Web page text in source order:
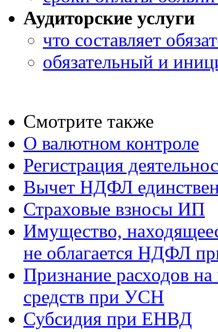
Аудиторские услуги
что составляет
обязательный и
Смотрите также
О валютном контроле
Регистрация
Вычет НДФЛ
Страховые взносы ИП
Имущество,
не облагается НДФЛ
Признание расходов
средств при УСН
Субсидия при ЕНВД